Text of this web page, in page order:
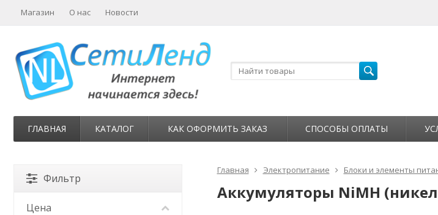
Магазин О нас Новости
ГЛАВНАЯ КАТАЛОГ КАК ОФОРМИТЬ ЗАКАЗ СПОСОБЫ ОПЛАТЫ
Главная Электропитание Блоки и элементы
Аккумуляторы NiMH
Фильтр
Цена